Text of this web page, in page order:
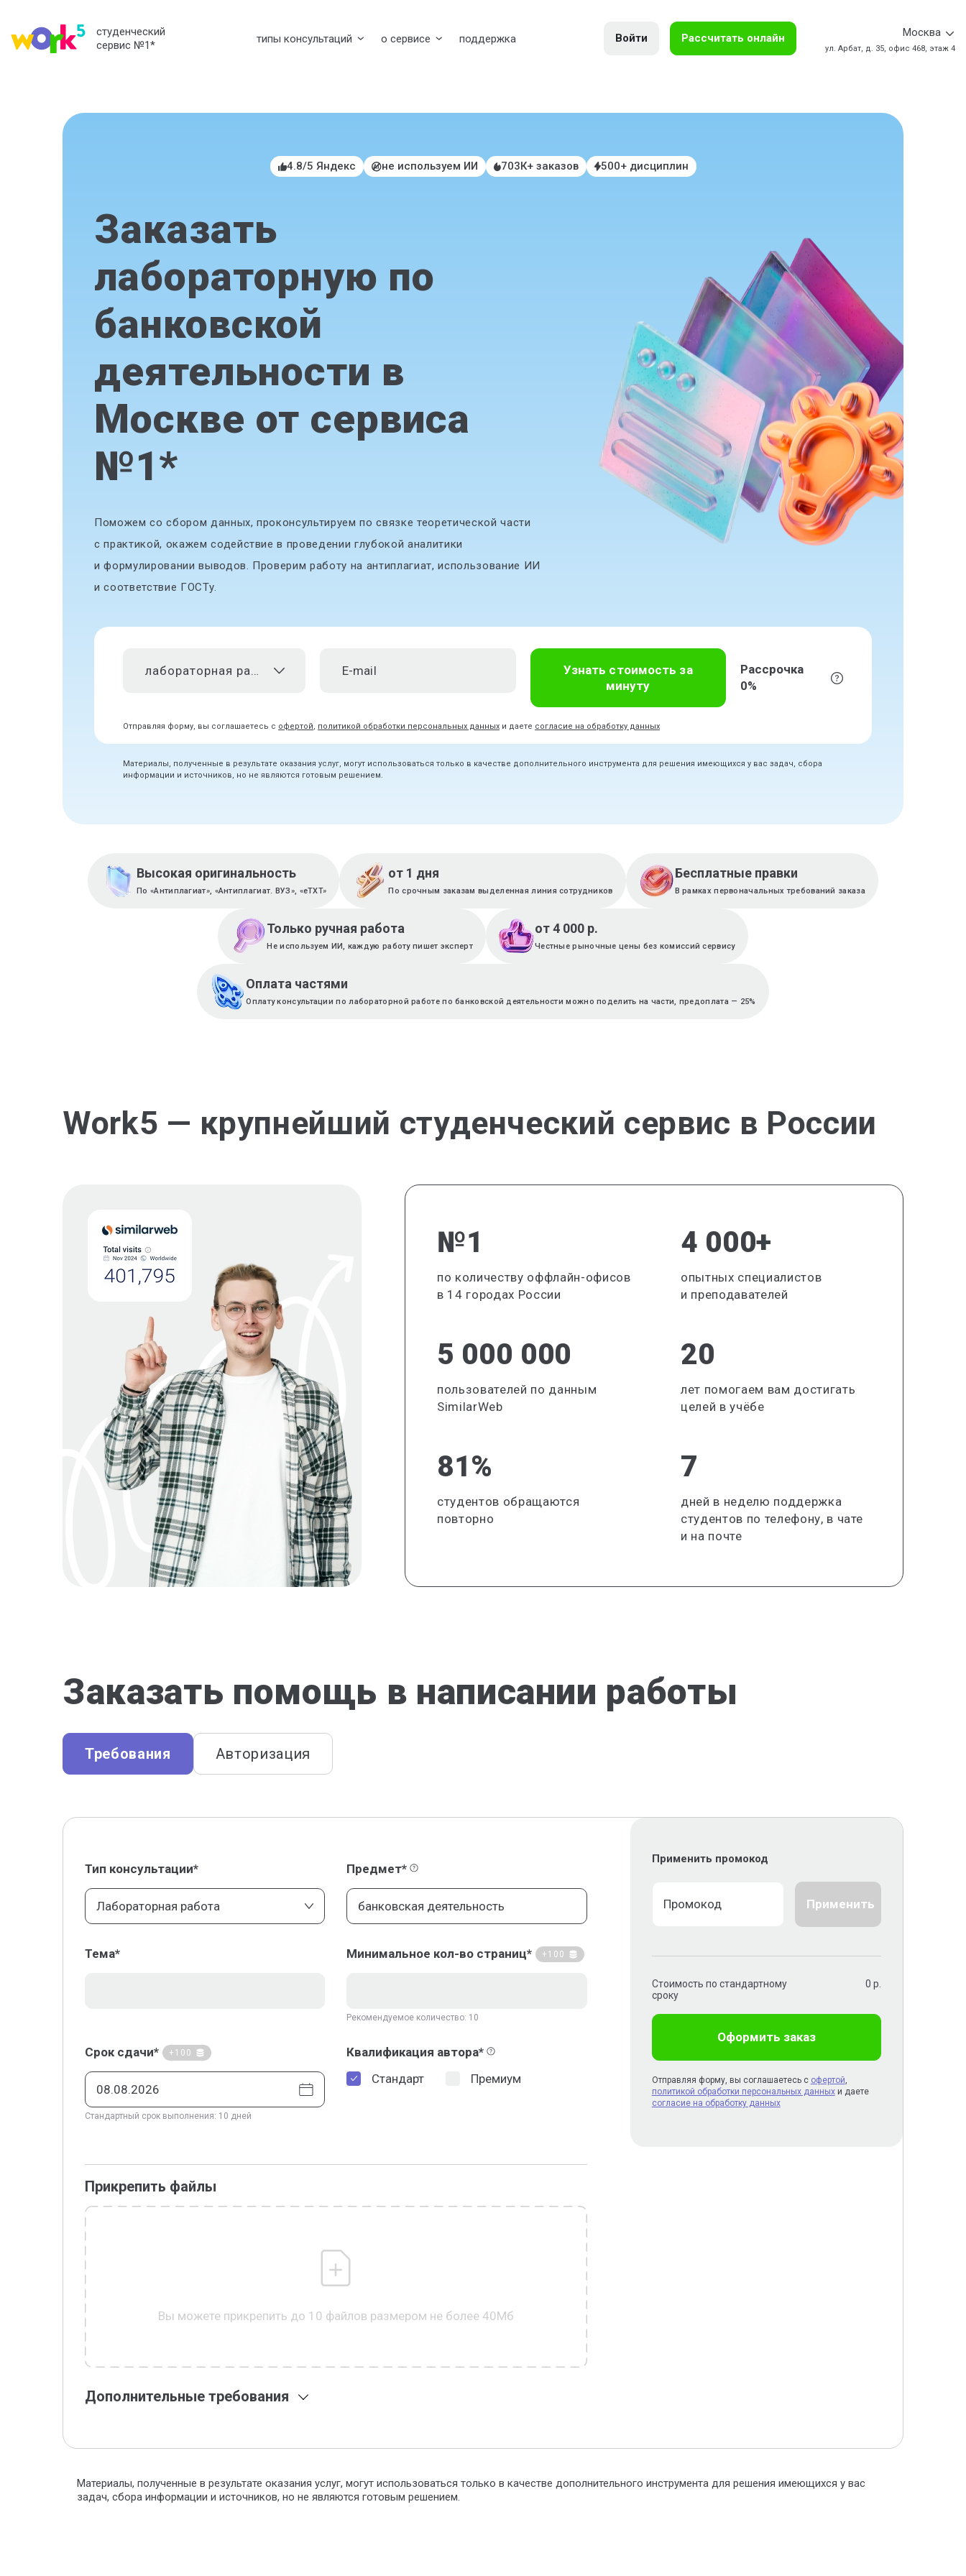
студенческий
сервис №1* типы консультаций о сервисе поддержка Войти Рассчитать онлайн Москва
ул. Арбат, д. 35, офис 468, этаж 4
4.8/5 Яндекс не используем ИИ 703К+ заказов 500+ дисциплин
Заказать
лабораторную по
банковской
деятельности в
Москве от сервиса
№1*
Поможем со сбором данных, проконсультируем по связке теоретической части
с практикой, окажем содействие в проведении глубокой аналитики
и формулировании выводов. Проверим работу на антиплагиат, использование ИИ
и соответствие ГОСТу.
лабораторная работа
Узнать стоимость за
минуту
Рассрочка
0%
Отправляя форму, вы соглашаетесь с офертой, политикой обработки персональных данных и даете согласие на обработку данных
Материалы, полученные в результате оказания услуг, могут использоваться только в качестве дополнительного инструмента для решения имеющихся у вас задач, сбора
информации и источников, но не являются готовым решением.
Высокая оригинальность
По «Антиплагиат», «Антиплагиат. ВУЗ», «eTXT»
от 1 дня
По срочным заказам выделенная линия сотрудников
Бесплатные правки
В рамках первоначальных требований заказа
Только ручная работа
Не используем ИИ, каждую работу пишет эксперт
от 4 000 р.
Честные рыночные цены без комиссий сервису
Оплата частями
Оплату консультации по лабораторной работе по банковской деятельности можно поделить на части, предоплата — 25%
Work5 — крупнейший студенческий сервис в России
№1
по количеству оффлайн-офисов
в 14 городах России
4 000+
опытных специалистов
и преподавателей
5 000 000
пользователей по данным
SimilarWeb
20
лет помогаем вам достигать
целей в учёбе
81%
студентов обращаются
повторно
7
дней в неделю поддержка
студентов по телефону, в чате
и на почте
Заказать помощь в написании работы
Требования Авторизация
Тип консультации*
Лабораторная работа
Предмет*
Тема* Минимальное кол-во страниц* +100
Рекомендуемое количество: 10
Срок сдачи* +100
Стандартный срок выполнения: 10 дней
Квалификация автора*
Стандарт
Премиум
Прикрепить файлы
Вы можете прикрепить до 10 файлов размером не более 40Мб
Дополнительные требования
Применить промокод
Применить
Стоимость по стандартному
сроку
0 р.
Оформить заказ
Отправляя форму, вы соглашаетесь с офертой,
политикой обработки персональных данныхи даете
согласие на обработку данных
Материалы, полученные в результате оказания услуг, могут использоваться только в качестве дополнительного инструмента для решения имеющихся у вас
задач, сбора информации и источников, но не являются готовым решением.